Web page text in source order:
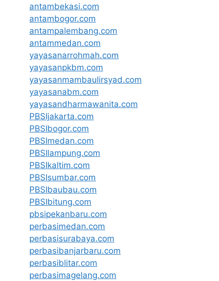
antambekasi.com
antambogor.com
antampalembang.com
antammedan.com
yayasanarrohmah.com
yayasanpkbm.com
yayasanmambaulirsyad.com
yayasanabm.com
yayasandharmawanita.com
PBSIjakarta.com
PBSIbogor.com
PBSImedan.com
PBSIlampung.com
PBSIkaltim.com
PBSIsumbar.com
PBSIbaubau.com
PBSIbitung.com
pbsipekanbaru.com
perbasimedan.com
perbasisurabaya.com
perbasibanjarbaru.com
perbasiblitar.com
perbasimagelang.com